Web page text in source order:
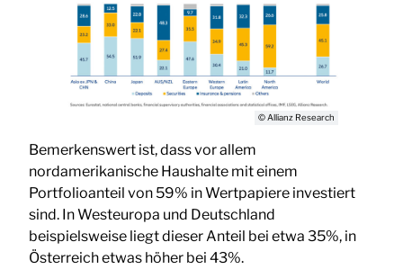
© Allianz Research
Bemerkenswert ist, dass vor allem
nordamerikanische Haushalte mit einem
Portfolioanteil von 59% in Wertpapiere investiert
sind. In Westeuropa und Deutschland
beispielsweise liegt dieser Anteil bei etwa 35%, in
Österreich etwas höher bei 43%.